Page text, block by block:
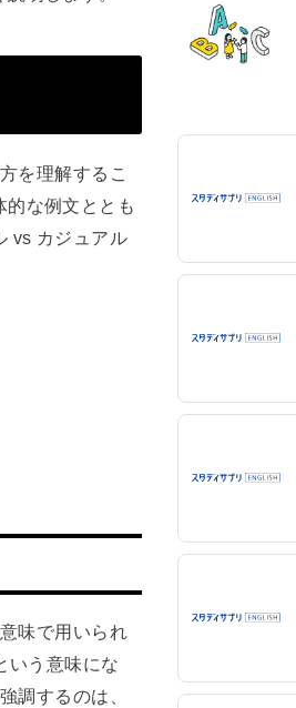
を理解するこ
的な例文ととも
vs カジュアル
味で用いられ
いう意味にな
調するのは、